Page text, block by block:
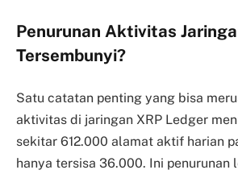
Penurunan Aktivitas
Tersembunyi?
Satu catatan penting yang bisa
aktivitas di jaringan XRP Ledger
sekitar 612.000 alamat aktif harian
hanya tersisa 36.000. Ini penurunan